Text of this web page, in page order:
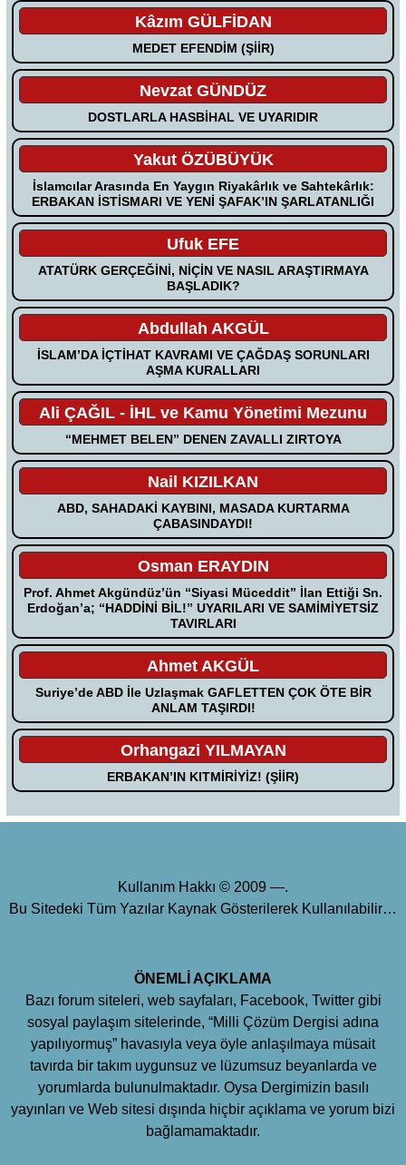
Kâzım GÜLFİDAN
MEDET EFENDİM (ŞİİR)
Nevzat GÜNDÜZ
DOSTLARLA HASBİHAL VE UYARIDIR
Yakut ÖZÜBÜYÜK
İslamcılar Arasında En Yaygın Riyakârlık ve Sahtekârlık:
ERBAKAN İSTİSMARI VE YENİ ŞAFAK’IN ŞARLATANLIĞI
Ufuk EFE
ATATÜRK GERÇEĞİNİ, NİÇİN VE NASIL ARAŞTIRMAYA
BAŞLADIK?
Abdullah AKGÜL
İSLAM’DA İÇTİHAT KAVRAMI VE ÇAĞDAŞ SORUNLARI
AŞMA KURALLARI
Ali ÇAĞIL - İHL ve Kamu Yönetimi Mezunu
“MEHMET BELEN” DENEN ZAVALLI ZIRTOYA
Nail KIZILKAN
ABD, SAHADAKİ KAYBINI, MASADA KURTARMA
ÇABASINDAYDI!
Osman ERAYDIN
Prof. Ahmet Akgündüz’ün “Siyasi Müceddit” İlan Ettiği Sn.
Erdoğan’a; “HADDİNİ BİL!” UYARILARI VE SAMİMİYETSİZ
TAVIRLARI
Ahmet AKGÜL
Suriye’de ABD İle Uzlaşmak GAFLETTEN ÇOK ÖTE BİR
ANLAM TAŞIRDI!
Orhangazi YILMAYAN
ERBAKAN’IN KITMİRİYİZ! (ŞİİR)
Kullanım Hakkı © 2009 —.
Bu Sitedeki Tüm Yazılar Kaynak Gösterilerek Kullanılabilir…
ÖNEMLİ AÇIKLAMA
Bazı forum siteleri, web sayfaları, Facebook, Twitter gibi
sosyal paylaşım sitelerinde, “Milli Çözüm Dergisi adına
yapılıyormuş” havasıyla veya öyle anlaşılmaya müsait
tavırda bir takım uygunsuz ve lüzumsuz beyanlarda ve
yorumlarda bulunulmaktadır. Oysa Dergimizin basılı
yayınları ve Web sitesi dışında hiçbir açıklama ve yorum bizi
bağlamamaktadır.